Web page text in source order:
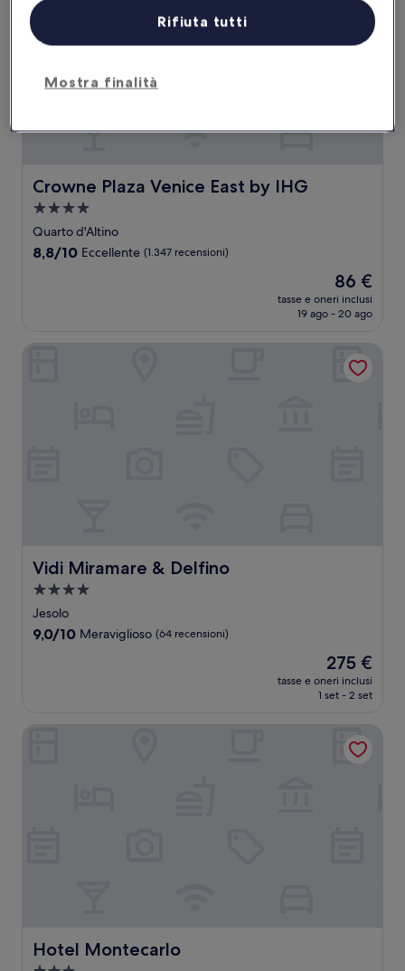
Crowne Plaza Venice East by IHG
Crowne Plaza Venice East by IHG
Struttura
a
4.0
Quarto d'Altino
8.8
8,8/10 Eccellente (1.347 recensioni)
Il
prezzo
attuale
86 €
86 €
tasse e oneri inclusi
19 ago - 20 ago
Vidi Miramare & Delfino
Vidi Miramare & Delfino
Struttura
a
4.0
Jesolo
9.0
9,0/10 Meraviglioso (64 recensioni)
Il
prezzo
attuale
275 €
275 €
tasse e oneri inclusi
1 set - 2 set
Hotel Montecarlo
Hotel Montecarlo
Mostra finalità
Rifiuta tutti